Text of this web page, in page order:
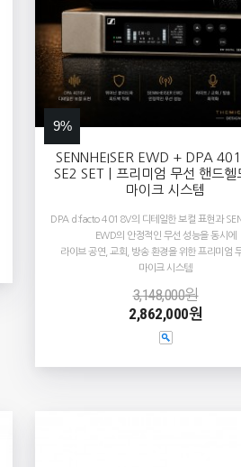
9%
SENNHEISER EWD + DPA
SE2 SET｜프리미엄 무선 핸드헬
마이크 시스템
DPA d:facto 4018V의 디테일한 보컬 표현과
EWD의 안정적인 무선 성능을 동시에
라이브 공연, 교회, 방송 환경을 위한 프리미엄
마이크 시스템
3,148,000원
2,862,000원